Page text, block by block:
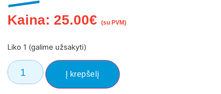
Kaina: 25.00€ (su PVM)
Liko 1 (galime užsakyti)
Į krepšelį